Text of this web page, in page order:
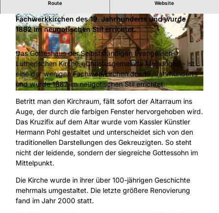
© Tourismusregion Melsunger Land |CC-BY-SA
Route Website
Fachwerkkirchen des 19. Jahrhunderts und wurde
1882 im neugotischen Stil errichtet.
Das Gotteshaus der Selbstständigen Evangelisch-
Lutherischen Kirche - Christusgemeinde Melsungen - ist
eine der wenigen Fachwerkkirchen des 19. Jahrhunderts
und wurde 1882 im neugotischen Stil errichtet.
Betritt man den Kirchraum, fällt sofort der Altarraum ins
Auge, der durch die farbigen Fenster hervorgehoben wird.
Das Kruzifix auf dem Altar wurde vom Kassler Künstler
Hermann Pohl gestaltet und unterscheidet sich von den
traditionellen Darstellungen des Gekreuzigten. So steht
nicht der leidende, sondern der siegreiche Gottessohn im
Mittelpunkt.
Die Kirche wurde in ihrer über 100-jährigen Geschichte
mehrmals umgestaltet. Die letzte größere Renovierung
fand im Jahr 2000 statt.